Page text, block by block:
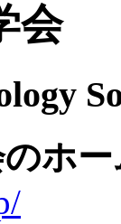
会
ホ